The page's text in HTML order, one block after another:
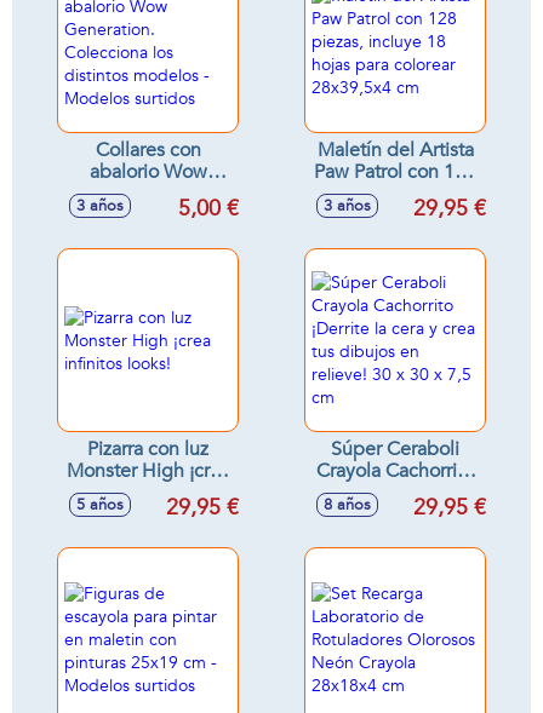
Collares con
abalorio Wow
Generation.
Colecciona los
3 años 5,00 €
Maletín del Artista
Paw Patrol con 128
piezas, incluye 18
hojas para colorear
3 años 29,95 €
Pizarra con luz
Monster High ¡crea
infinitos looks!
5 años 29,95 €
Súper Ceraboli
Crayola Cachorrito
¡Derrite la cera y
crea tus dibujos en
8 años 29,95 €